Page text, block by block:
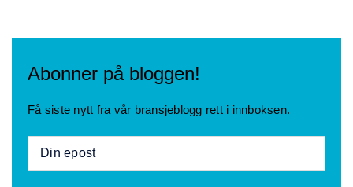
Abonner på bloggen!
Få siste nytt fra vår bransjeblogg rett i innboksen.